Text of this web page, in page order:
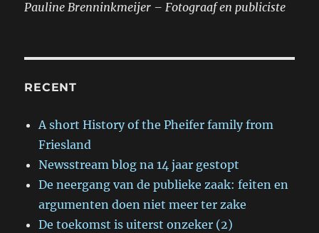
Pauline Brenninkmeijer – Fotograaf en publiciste
RECENT
A short History of the Pheifer family from
Friesland
Newsstream blog na 14 jaar gestopt
De neergang van de publieke zaak: feiten en
argumenten doen niet meer ter zake
De toekomst is uiterst onzeker (2)